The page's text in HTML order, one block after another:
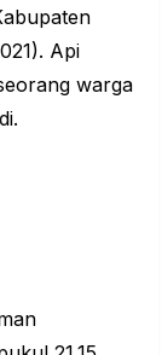
Api
warga